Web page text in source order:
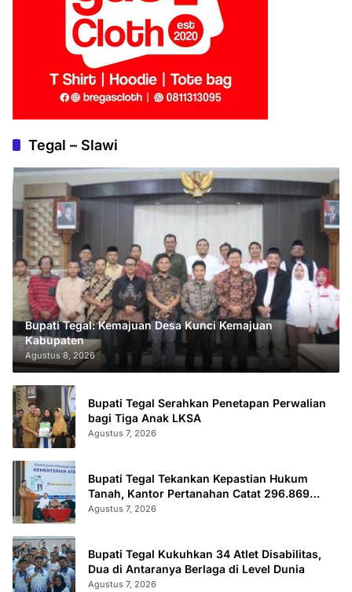
Tegal – Slawi
Bupati Tegal: Kemajuan Desa Kunci Kemajuan
Kabupaten
Agustus 8, 2026
Bupati Tegal Serahkan Penetapan Perwalian
bagi Tiga Anak LKSA
Agustus 7, 2026
Bupati Tegal Tekankan Kepastian Hukum
Tanah, Kantor Pertanahan Catat 296.869
Sertifikat Terbit
Agustus 7, 2026
Bupati Tegal Kukuhkan 34 Atlet Disabilitas,
Dua di Antaranya Berlaga di Level Dunia
Agustus 7, 2026